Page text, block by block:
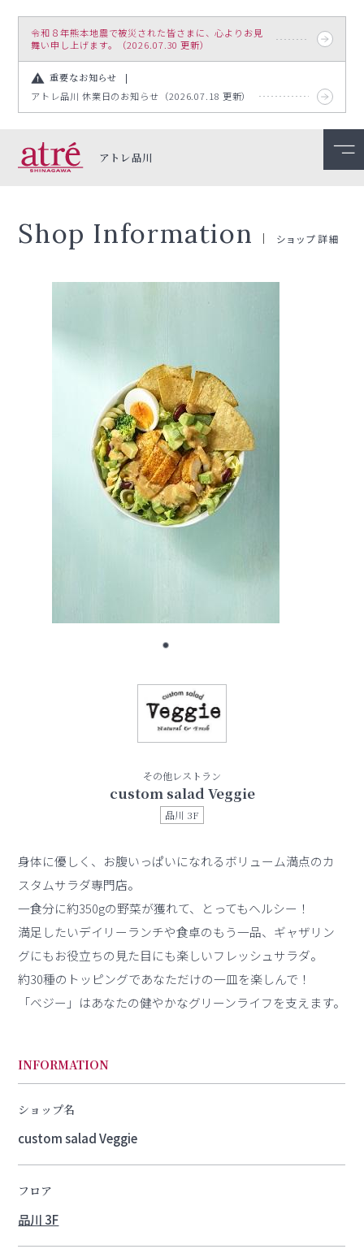
令和８年熊本地震で被災された皆さまに、心よりお見
舞い申し上げます。（2026.07.30 更新）
重要なお知らせ
アトレ品川 休業日のお知らせ（2026.07.18 更新）
アトレ品川
Shop Information ショップ詳細
その他レストラン
custom salad Veggie
品川 3F
身体に優しく、お腹いっぱいになれるボリューム満点のカ
スタムサラダ専門店。
一食分に約350gの野菜が獲れて、とってもヘルシー！
満足したいデイリーランチや食卓のもう一品、ギャザリン
グにもお役立ちの見た目にも楽しいフレッシュサラダ。
約30種のトッピングであなただけの一皿を楽しんで！
「ベジー」はあなたの健やかなグリーンライフを支えます。
INFORMATION
ショップ名
custom salad Veggie
フロア
品川 3F